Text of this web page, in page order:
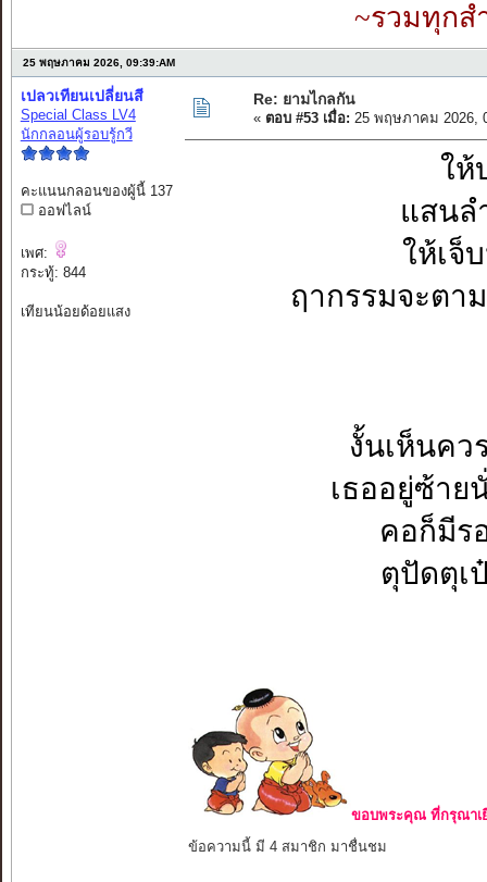
~รวมทุกส
25 พฤษภาคม 2026, 09:39:AM
เปลวเทียนเปลี่ยนสี
Special Class LV4
นักกลอนผู้รอบรู้กวี
คะแนนกลอนของผู้นี้ 137
ออฟไลน์
เพศ:
กระทู้: 844
เทียนน้อยด้อยแสง
Re: ยามไกลกัน
« ตอบ #53 เมื่อ: 25 พฤษภาคม 2026,
ให้
แสนล
ให้เจ็
ฤากรรมจะตา
งั้นเห็นคว
เธออยู่ซ้าย
คอก็มีร
ตุปัดตุเ
ขอบพระคุณ ที่กรุณาเ
ข้อความนี้ มี 4 สมาชิก มาชื่นชม